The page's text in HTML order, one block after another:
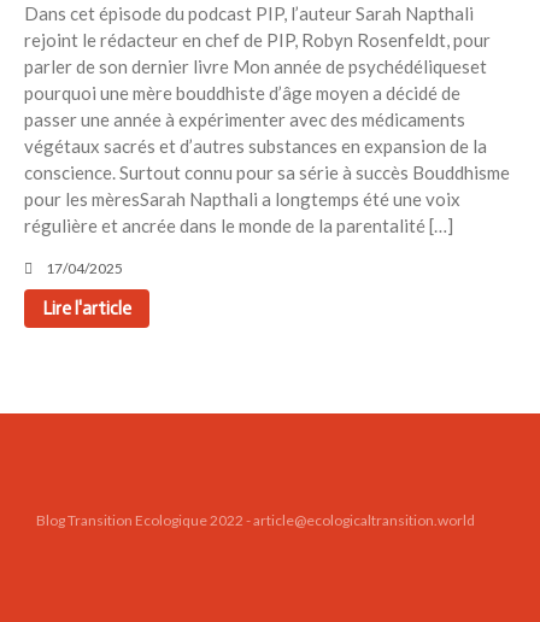
Réduire les déchets : votre
guide pour les citoyens et les
électeurs
Toits verts | Association
Permaculturelle
L’intelligence artificielle pour
prédire le succès des invasions
biologiques – The Applied
Ecologist
Dans cet épisode du podcast PIP, l’auteur Sarah Napthali
rejoint le rédacteur en chef de PIP, Robyn Rosenfeldt, pour
parler de son dernier livre Mon année de psychédéliqueset
pourquoi une mère bouddhiste d’âge moyen a décidé de
passer une année à expérimenter avec des médicaments
végétaux sacrés et d’autres substances en expansion de la
conscience. Surtout connu pour sa série à succès Bouddhisme
pour les mèresSarah Napthali a longtemps été une voix
régulière et ancrée dans le monde de la parentalité […]
17/04/2025
Lire l'article
Blog Transition Ecologique 2022 - article@ecologicaltransition.world